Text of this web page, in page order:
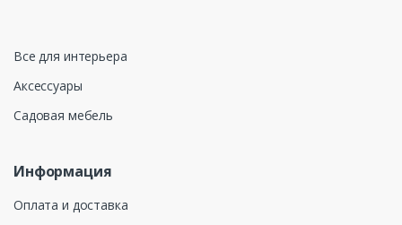
Все для интерьера
Аксессуары
Садовая мебель
Информация
Оплата и доставка